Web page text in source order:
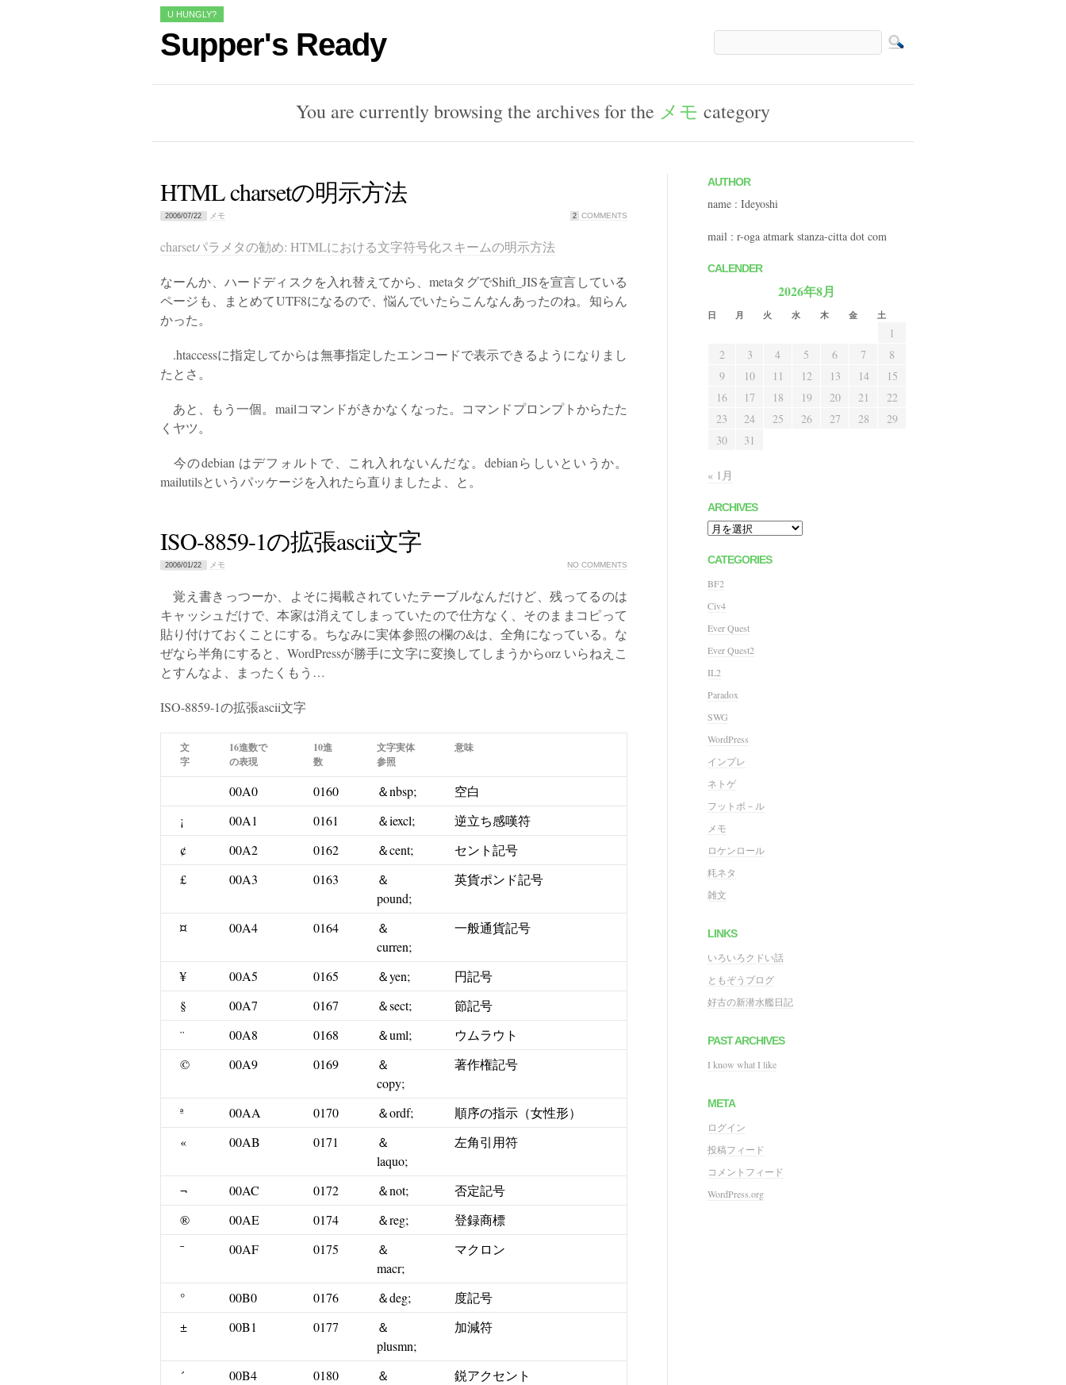
U HUNGLY?
Supper's Ready
You are currently browsing the archives for the メモ category
HTML charsetの明示方法
2006/07/22 メモ 2 COMMENTS
charsetパラメタの勧め: HTMLにおける文字符号化スキームの明示方法
なーんか、ハードディスクを入れ替えてから、metaタグでShift_JISを宣言している
ページも、まとめてUTF8になるので、悩んでいたらこんなんあったのね。知らん
かった。
.htaccessに指定してからは無事指定したエンコードで表示できるようになりまし
たとさ。
あと、もう一個。mailコマンドがきかなくなった。コマンドプロンプトからたた
くヤツ。
今のdebian はデフォルトで、これ入れないんだな。debianらしいというか。
mailutilsというパッケージを入れたら直りましたよ、と。
ISO-8859-1の拡張ascii文字
2006/01/22 メモ NO COMMENTS
覚え書きっつーか、よそに掲載されていたテーブルなんだけど、残ってるのは
キャッシュだけで、本家は消えてしまっていたので仕方なく、そのままコピって
貼り付けておくことにする。ちなみに実体参照の欄の&は、全角になっている。な
ぜなら半角にすると、WordPressが勝手に文字に変換してしまうからorz いらねえこ
とすんなよ、まったくもう…
ISO-8859-1の拡張ascii文字
文
字
16進数で
の表現
10進
数
文字実体
参照
意味
00A0 0160 ＆nbsp;
空白
¡
00A1 0161 ＆iexcl;
逆立ち感嘆符
¢
00A2 0162 ＆cent;
セント記号
£
00A3 0163
＆
pound;
英貨ポンド記号
¤ 00A4 0164
＆
curren;
一般通貨記号
¥ 00A5 0165 ＆yen;
円記号
§
00A7 0167 ＆sect;
節記号
¨
00A8 0168 ＆uml;
ウムラウト
©
00A9 0169
＆
copy;
著作権記号
ª 00AA 0170 ＆ordf;
順序の指示（女性形）
«
00AB 0171
＆
laquo;
左角引用符
¬ 00AC 0172 ＆not;
否定記号
®
00AE 0174 ＆reg;
登録商標
¯
00AF 0175
＆
macr;
マクロン
° 00B0 0176 ＆deg;
度記号
±
00B1 0177
＆
plusmn;
加減符
´ 00B4 0180
＆
鋭アクセント
AUTHOR
name : Ideyoshi
mail : r-oga atmark stanza-citta dot com
CALENDER
2026年8月
日 月 火 水 木 金 土
1
2
3 4 5 6 7
8
9
10 11 12 13 14
15
16
17 18 19 20 21
22
23
24 25 26 27 28
29
30
31
« 1月
ARCHIVES
Archives
CATEGORIES
BF2
Civ4
Ever Quest
Ever Quest2
IL2
Paradox
SWG
WordPress
インプレ
ネトゲ
フットボ－ル
メモ
ロケンロール
粍ネタ
雑文
LINKS
いろいろクドい話
ともぞうブログ
好古の新潜水艦日記
PAST ARCHIVES
I know what I like
META
ログイン
投稿フィード
コメントフィード
WordPress.org